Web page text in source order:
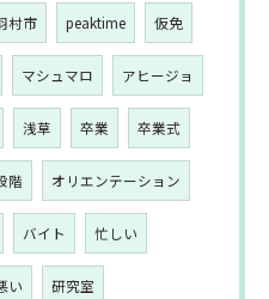
村市 peaktime 仮免
マシュマロ アヒージョ
浅草 卒業 卒業式
階 オリエンテーション
バイト 忙しい
い 研究室